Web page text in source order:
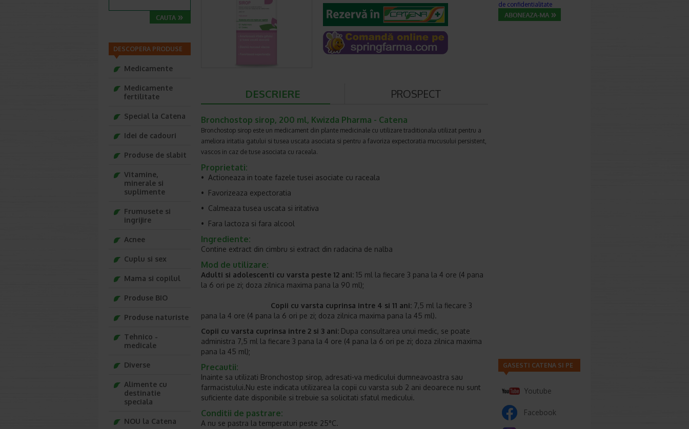
DESCRIERE PROSPECT
Bronchostop sirop, 200 ml, Kwizda Pharma - Catena
Bronchostop sirop este un medicament din plante medicinale cu utilizare traditionala utilizat pentru a
ameliora iritatia gatului si tusea uscata asociata si pentru a favoriza expectoratia mucusului persistent,
vascos in caz de tuse asociata cu raceala.
Proprietati:
• Actioneaza in toate fazele tusei asociate cu raceala
• Favorizeaza expectoratia
• Calmeaza tusea uscata si iritativa
• Fara lactoza si fara alcool
Ingrediente:
Contine extract din cimbru si extract din radacina de nalba
Mod de utilizare:
Adulti si adolescenti cu varsta peste 12 ani: 15 ml la fiecare 3 pana la 4 ore (4 pana
la 6 ori pe zi; doza zilnica maxima pana la 90 ml);
Copii cu varsta cuprinsa intre 4 si 11 ani: 7,5 ml la fiecare 3
pana la 4 ore (4 pana la 6 ori pe zi; doza zilnica maxima pana la 45 ml).
Copii cu varsta cuprinsa intre 2 si 3 ani: Dupa consultarea unui medic, se poate
administra 7,5 ml la fiecare 3 pana la 4 ore (4 pana la 6 ori pe zi; doza zilnica maxima
pana la 45 ml);
Precautii:
Inainte sa utilizati Bronchostop sirop, adresati-va medicului dumneavoastra sau
farmacistului.Nu este indicata utilizarea la copii cu varsta sub 2 ani deoarece nu sunt
suficiente date disponibile si trebuie sa solicitati sfatul medicului.
Conditii de pastrare:
A nu se pastra la temperaturi peste 25°C.
DESCOPERA PRODUSE
Medicamente
Medicamente
fertilitate
Special la Catena
Idei de cadouri
Produse de slabit
Vitamine,
minerale si
suplimente
Frumusete si
ingrijire
Acnee
Cuplu si sex
Mama si copilul
Produse BIO
Produse naturiste
Tehnico -
medicale
Diverse
Alimente cu
destinatie
speciala
NOU la Catena
de confidentialitate
GASESTI CATENA SI PE
Youtube
Facebook